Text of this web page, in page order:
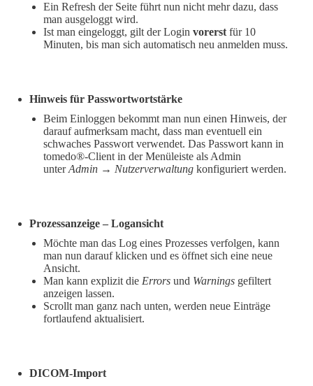
Ein Refresh der Seite führt nun nicht mehr dazu, dass
man ausgeloggt wird.
Ist man eingeloggt, gilt der Login vorerst für 10
Minuten, bis man sich automatisch neu anmelden muss.
Hinweis für Passwortwortstärke
Beim Einloggen bekommt man nun einen Hinweis, der
darauf aufmerksam macht, dass man eventuell ein
schwaches Passwort verwendet. Das Passwort kann in
tomedo®-Client in der Menüleiste als Admin
unterAdmin → Nutzerverwaltung konfiguriert werden.
Prozessanzeige – Logansicht
Möchte man das Log eines Prozesses verfolgen, kann
man nun darauf klicken und es öffnet sich eine neue
Ansicht.
Man kann explizit die Errors und Warnings gefiltert
anzeigen lassen.
Scrollt man ganz nach unten, werden neue Einträge
fortlaufend aktualisiert.
DICOM-Import